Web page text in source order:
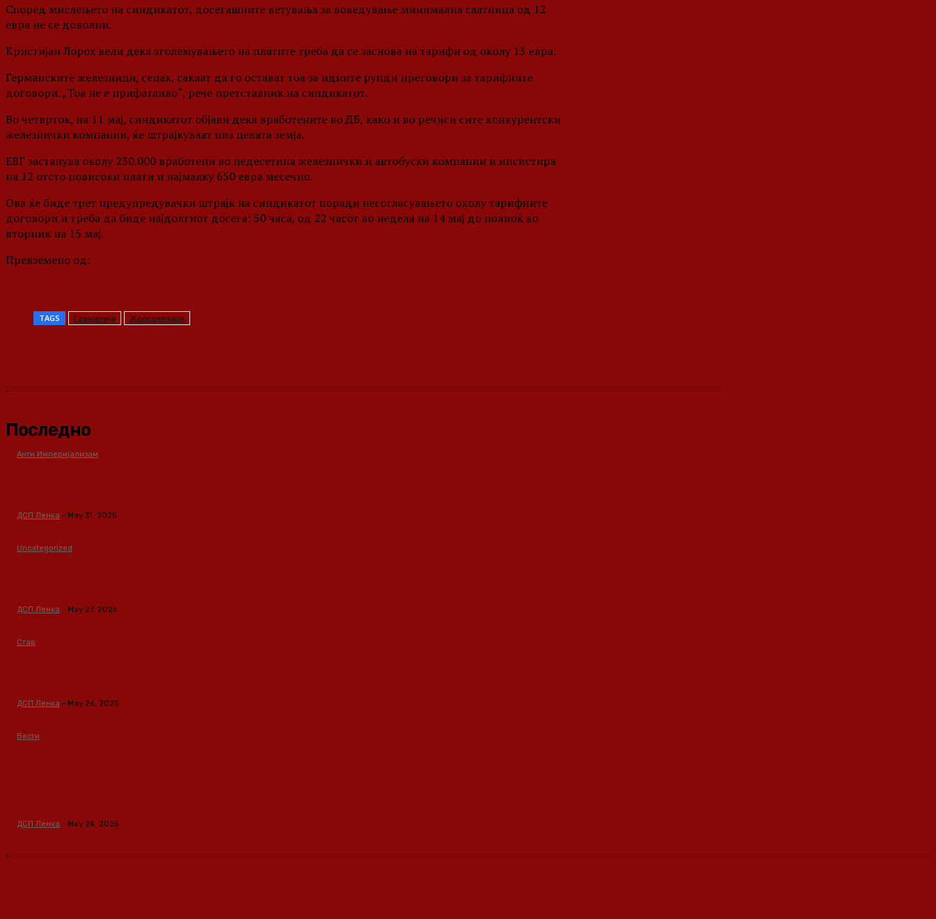
Според мислењето на синдикатот, досегашните ветувања за воведување минимална саатница од 12
евра не се доволни.
Кристијан Лорох вели дека зголемувањето на платите треба да се заснова на тарифи од околу 13 евра.
Германските железници, сепак, сакаат да го остават тоа за идните рунди преговори за тарифните
договори. „Тоа не е прифатливо“, рече претставник на синдикатот.
Во четврток, на 11 мај, синдикатот објави дека вработените во ДБ, како и во речиси сите конкурентски
железнички компании, ќе штрајкуваат низ целата земја.
ЕВГ застапува околу 230.000 вработени во педесетина железнички и автобуски компании и инсистира
на 12 отсто повисоки плати и најмалку 650 евра месечно.
Ова ќе биде трет предупредувачки штрајк на синдикатот поради несогласувањето околу тарифните
договори и треба да биде најдолгиот досега: 50 часа, од 22 часот во недела на 14 мај до полноќ во
вторник на 15 мај.
Превземено од:
TAGS Германија Железничари
Последно
Анти Империјализам
ДСП Ленка - May 31, 2025
Uncategorized
ДСП Ленка - May 27, 2025
Став
ДСП Ленка - May 26, 2025
Вести
ДСП Ленка - May 24, 2025